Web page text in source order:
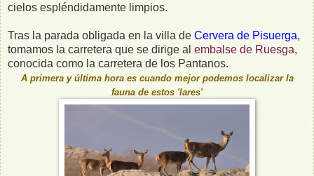
cielos espléndidamente limpios.
Tras la parada obligada en la villa de Cervera de Pisuerga,
tomamos la carretera que se dirige al embalse de Ruesga,
conocida como la carretera de los Pantanos.
A primera y última hora es cuando mejor podemos localizar la
fauna de estos 'lares'